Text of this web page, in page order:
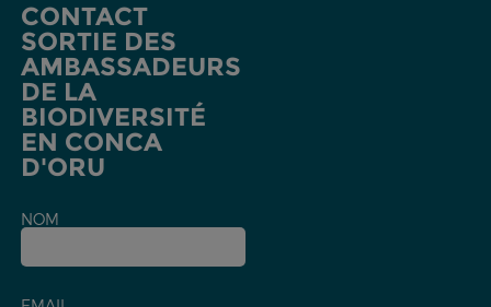
CONTACT
SORTIE DES
AMBASSADEURS
DE LA
BIODIVERSITÉ
EN CONCA
D'ORU
NOM